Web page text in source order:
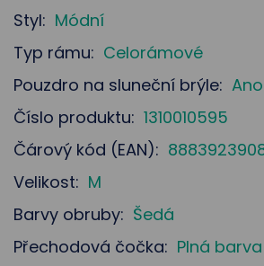
Styl: Módní
Typ rámu: Celorámové
Pouzdro na sluneční brýle: Ano
Číslo produktu: 1310010595
Čárový kód (EAN):
Velikost: M
Barvy obruby: Šedá
Přechodová čočka: Plná barva